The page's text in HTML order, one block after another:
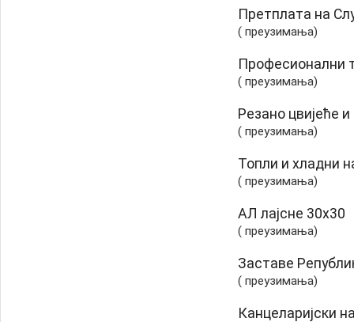
Претплата на
( преузимања)
Професионални
( преузимања)
Резано цвијеће
( преузимања)
Топли и хладни
( преузимања)
АЛ лајсне 30х30
( преузимања)
Заставе
( преузимања)
Канцеларијски